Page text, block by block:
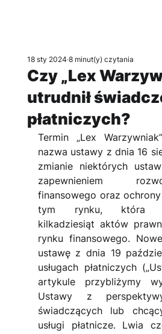
Czy „Lex
utrudnił
płatniczych?
18 sty 2024 8 minut(y) czytania
Termin „Lex
nazwa ustawy z dnia 16
zmianie niektórych
zapewnieniem
finansowego oraz
tym rynku, która
kilkadziesiąt aktów
rynku finansowego.
ustawę z dnia 19
usługach płatniczych
artykule przybliżymy
Ustawy z
świadczących lub
usługi płatnicze. Lwia